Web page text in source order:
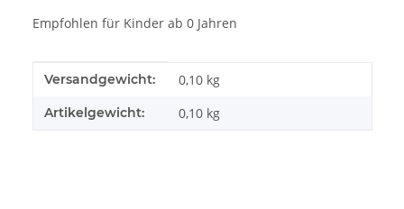
Empfohlen für Kinder ab 0 Jahren
Produkteigenschaft
Wert
Versandgewicht: 0,10 kg
Artikelgewicht: 0,10 kg